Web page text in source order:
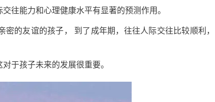
能力和心理健康水平有显著的预测作用。
友谊的孩子， 到了成年期，往往人际交往比较顺利，
于孩子未来的发展很重要。